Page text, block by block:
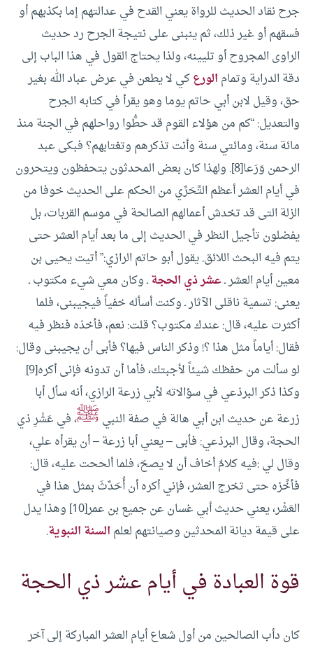
جرح نقاد الحديث للرواة يعني القدح في عدالتهم إما بكذبهم أو
فسقهم أو غير ذلك، ثم ينبنى على نتيجة الجرح رد حديث
الراوى المجروح أو تليينه، ولذا يحتاج القول في هذا الباب إلى
دقة الدراية وتمام الورعكي لا يطعن في عرض عباد الله بغير
حق، وقيل لابن أبي حاتم يوما وهو يقرأ في كتابه الجرح
والتعديل: “كم من هؤلاء القوم قد حطُّوا رواحلهم في الجنة منذ
مائة سنة، ومائتي سنة وأنت تذكرهم وتغتابهم؟ فبكى عبد
الرحمن وَرَعا[8].
ولهذا كان بعض المحدثون يتحفظون ويتحرون
في أيام العشر أعظم التَّحَرِّي من الحكم على الحديث خوفا من
الزلة التى قد تخدش أعمالهم الصالحة في موسم القربات، بل
يفضلون تأجيل النظر في الحديث إلى ما بعد أيام العشر حتى
يتم فيه البحث اللائق.يقول أبو حاتم الرازي:” أتيت يحيى بن
معين أيام العشر ـعشر ذي الحجةـ وكان معي شيء مكتوب ـ
يعنى: تسمية ناقلى الآثار ـ وكنت أسأله خفياً فيجيبنى، فلما
أكثرت عليه، قال: عندك مكتوب؟ قلت: نعم، فأخذه فنظر فيه
فقال: أياماً مثل هذا ؟! وذكر الناس فيها؟ فأبى أن يجيبنى وقال:
لو سألت من حفظك شيئاً لأجبتك، فأما أن تدونه فإنى أكره[9]
وكذا ذكر البرذعي في سؤالاته لأبي زرعة الرازي، أنه سأل أبا
زرعة عن حديث ابن أبي هالة في صفة النبي ﷺ، في عَشْرِ ذي
الحجة، وقال البرذعي: فأبى – يعني أبا زرعة – أن يقرأه علي،
وقال لي :فيه كلامٌ أخاف أن لا يصحّ، فلما ألححت عليه، قال:
فأخِّرْه حتى تخرج العشر، فإني أكره أن أُحَدِّثَ بمثل هذا في
العَشْر، يعني حديث أبي غسان عن جميع بن عمر[10]
وهذا يدل
على قيمة ديانة المحدثين وصيانتهم لعلم السنة النبوية.
قوة العبادة في أيام عشر ذي الحجة
كان دأب الصالحين من أول شعاع أيام العشر المباركة إلى آخر